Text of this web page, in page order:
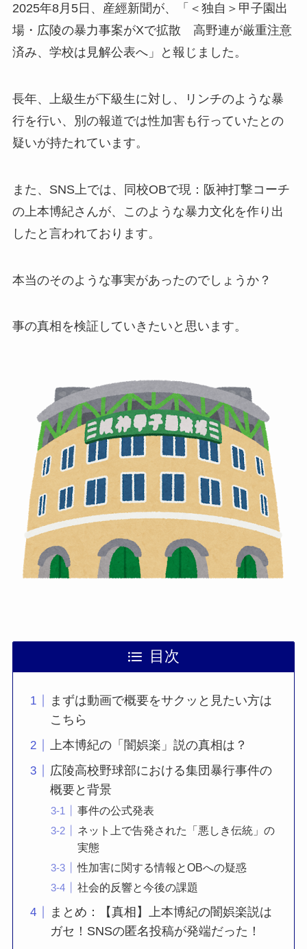
2025年8月5日、産經新聞が、「＜独自＞甲子園出
場・広陵の暴力事案がXで拡散 高野連が厳重注意
済み、学校は見解公表へ」と報じました。
長年、上級生が下級生に対し、リンチのような暴
行を行い、別の報道では性加害も行っていたとの
疑いが持たれています。
また、SNS上では、同校OBで現：阪神打撃コーチ
の上本博紀さんが、このような暴力文化を作り出
したと言われております。
本当のそのような事実があったのでしょうか？
事の真相を検証していきたいと思います。
目次
まずは動画で概要をサクッと見たい方は
こちら
上本博紀の「闇娯楽」説の真相は？
広陵高校野球部における集団暴行事件の
概要と背景
事件の公式発表
ネット上で告発された「悪しき伝統」の
実態
性加害に関する情報とOBへの疑惑
社会的反響と今後の課題
まとめ：【真相】上本博紀の闇娯楽説は
ガセ！SNSの匿名投稿が発端だった！